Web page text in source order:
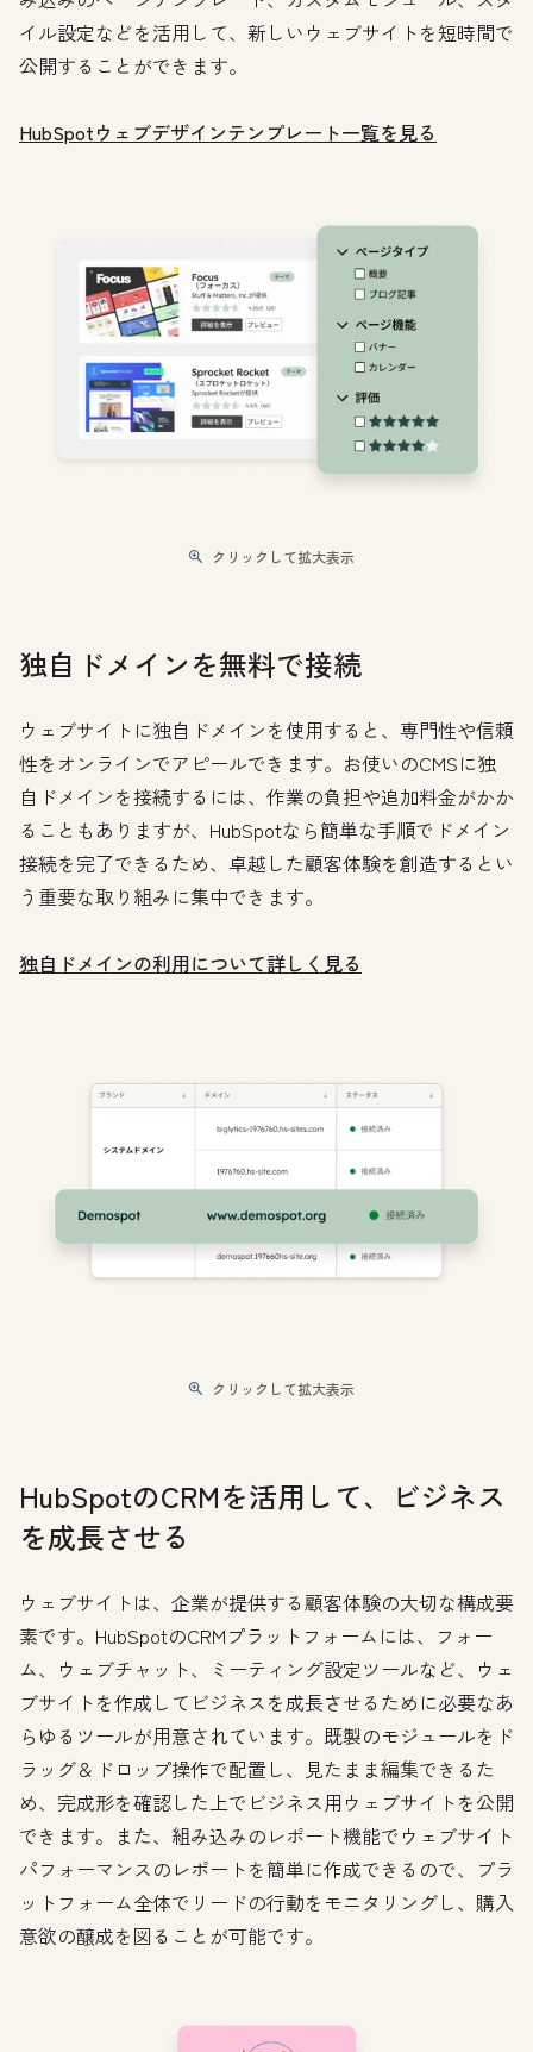
イル設定などを活用して、新しいウェブサイトを短時間で
公開することができます。
HubSpotウェブデザインテンプレート一覧を見る
クリックして拡大表示
独自ドメインを無料で接続
ウェブサイトに独自ドメインを使用すると、専門性や信頼
性をオンラインでアピールできます。お使いのCMSに独
自ドメインを接続するには、作業の負担や追加料金がかか
ることもありますが、HubSpotなら簡単な手順でドメイン
接続を完了できるため、卓越した顧客体験を創造するとい
う重要な取り組みに集中できます。
独自ドメインの利用について詳しく見る
クリックして拡大表示
HubSpotのCRMを活用して、ビジネス
を成長させる
ウェブサイトは、企業が提供する顧客体験の大切な構成要
素です。HubSpotのCRMプラットフォームには、フォー
ム、ウェブチャット、ミーティング設定ツールなど、ウェ
ブサイトを作成してビジネスを成長させるために必要なあ
らゆるツールが用意されています。既製のモジュールをド
ラッグ＆ドロップ操作で配置し、見たまま編集できるた
め、完成形を確認した上でビジネス用ウェブサイトを公開
できます。また、組み込みのレポート機能でウェブサイト
パフォーマンスのレポートを簡単に作成できるので、プラ
ットフォーム全体でリードの行動をモニタリングし、購入
意欲の醸成を図ることが可能です。